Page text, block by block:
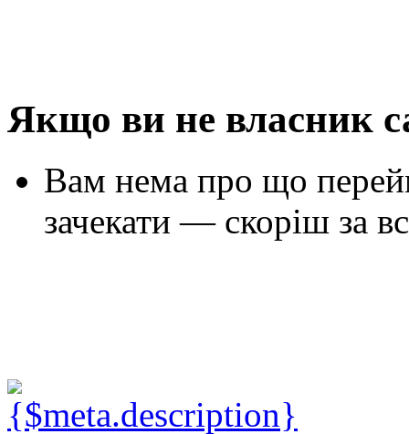
Якщо ви не власник
Вам нема про що
зачекати — скоріш за